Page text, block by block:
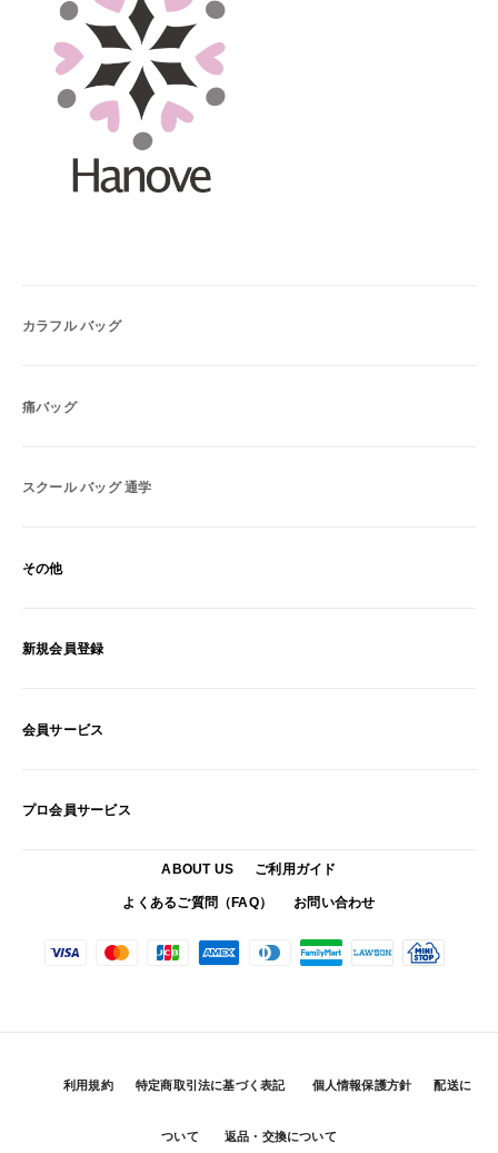
カラフル バッグ
痛バッグ
スクール バッグ 通学
その他
新規会員登録
会員サービス
プロ会員サービス
ABOUT US ご利用ガイド
よくあるご質問（FAQ） お問い合わせ
利用規約 特定商取引法に基づく表記 個人情報保護方針 配送に
ついて 返品・交換について